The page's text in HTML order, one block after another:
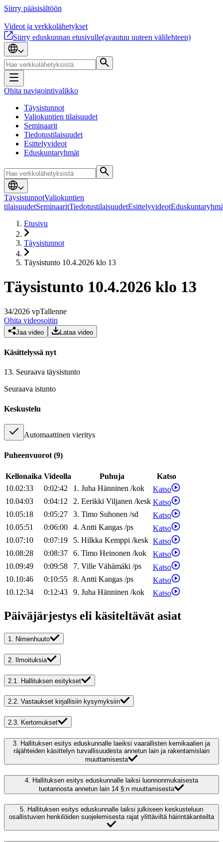
Siirry pääsisältöön
Videot ja verkkolähetykset
Siirry eduskunnan etusivulle(avautuu uuteen välilehteen)
Ohita navigointivalikko
Täysistunnot
Valiokuntien tilaisuudet
Seminaarit
Tiedotustilaisuudet
Esittelyvideot
Eduskuntaryhmät
TäysistunnotValiokuntien
tilaisuudetSeminaaritTiedotustilaisuudetEsittelyvideot
Etusivu
Täysistunnot
Täysistunto 10.4.2026 klo 13
Täysistunto 10.4.2026 klo 13
34/2026 vpTallenne
Ohita videosoitin
Jaa video Lataa video
Käsittelyssä nyt
13. Seuraava täysistunto
Seuraava istunto
Keskustelu
Automaattinen vieritys
Puheenvuorot (9)
Kellonaika Videolla Puhuja
Katso
10.02:33
0:02:42 1. Juha Hänninen /kok
Katso
10.04:03
0:04:12 2. Eerikki Viljanen /kesk Katso
10.05:18
0:05:27 3. Timo Suhonen /sd
Katso
10.05:51
0:06:00 4. Antti Kangas /ps
Katso
10.07:10
0:07:19 5. Hilkka Kemppi /kesk Katso
10.08:28
0:08:37 6. Timo Heinonen /kok
Katso
10.09:49
0:09:58 7. Ville Vähämäki /ps
Katso
10.10:46
0:10:55 8. Antti Kangas /ps
Katso
10.12:34
0:12:43 9. Juha Hänninen /kok Katso
Päiväjärjestys eli käsiteltävät asiat
1. Nimenhuuto
2. Ilmoituksia
2.1. Hallituksen esitykset
2.2. Vastaukset kirjallisiin kysymyksiin
2.3. Kertomukset
3.
Hallituksen esitys eduskunnalle laeiksi vaarallisten kemikaalien ja
räjähteiden käsittelyn turvallisuudesta annetun lain ja rakentamislain
muuttamisesta
4. Hallituksen esitys eduskunnalle laiksi luonnonmukaisesta
tuotannosta annetun lain 14 §:n muuttamisesta
5. Hallituksen esitys eduskunnalle laiksi julkiseen keskusteluun
osallistuvien henkilöiden suojelemisesta rajat ylittäviltä häirintäkanteilta